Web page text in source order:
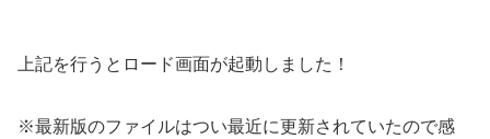
上記を行うとロード画面が起動しました！
※最新版のファイルはつい最近に更新されていたので感